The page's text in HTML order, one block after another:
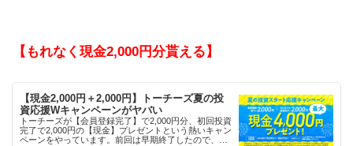
【もれなく現金2,000円分貰える】
【現金2,000円＋2,000円】トーチーズ夏の投
資応援Wキャンペーンがヤバい
トーチーズが【会員登録完了】で2,000円分、初回投資
完了で2,000円の【現金】プレゼントという熱いキャン
ペーンをやっています。前回は早期終了したので、使